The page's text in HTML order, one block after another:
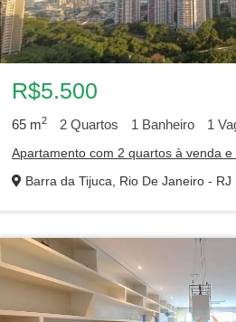
R$5.500
65 m2 2 Quartos 1 Banheiro 1
Apartamento com 2 quartos à venda
Barra da Tijuca, Rio De Janeiro - RJ